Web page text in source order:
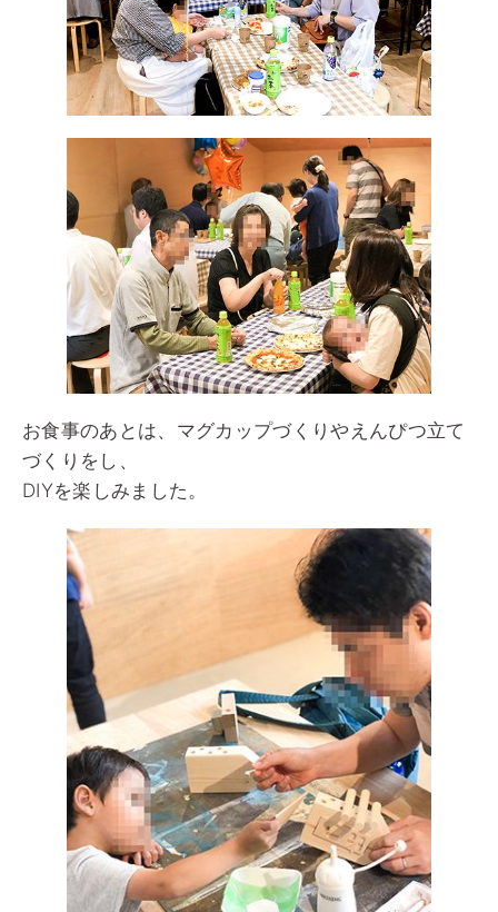
お食事のあとは、マグカップづくりやえんぴつ立て
づくりをし、
DIYを楽しみました。